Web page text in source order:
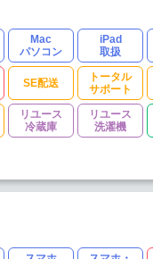
Mac
パソコン
iPad
取扱
SE配送
トータル
サポート
リユース
冷蔵庫
リユース
洗濯機